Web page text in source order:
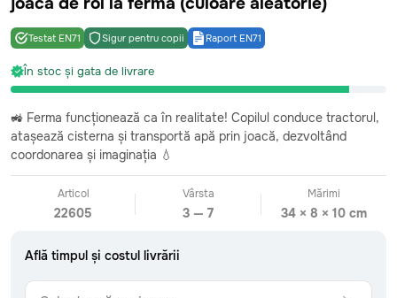
Testat EN71 Sigur pentru copii Raport EN71
În stoc și gata de livrare
🚜 Ferma funcționează ca în realitate! Copilul conduce tractorul,
atașează cisterna și transportă apă prin joacă, dezvoltând
coordonarea și imaginația 💧
Articol
22605
Vârsta
3 — 7
Mărimi
34 × 8 × 10 cm
Află timpul și costul livrării
CATEGORII
Toate
Bebeluși
0-2 ani
Fetițe mici 2-4 ani
Băieți mici 2-4 ani
Fetițe preșcolare
Băieți preșcolari 4-6 ani
Fetițe școlare 7+ ani
Băieți școlari 7+ ani
Văzute recent
INFORMAȚII
Urmărește comanda